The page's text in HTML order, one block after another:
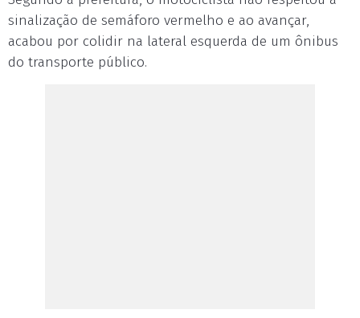
sinalização de semáforo vermelho e ao avançar,
acabou por colidir na lateral esquerda de um ônibus
do transporte público.